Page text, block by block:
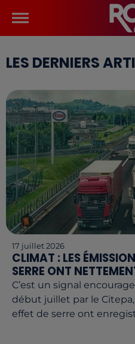
LES DERNIERS
17 juillet 2026
CLIMAT : LES
SERRE ONT
C’est un signal
début juillet par le
effet de serre ont